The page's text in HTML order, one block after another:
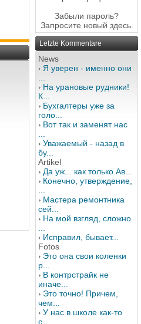
Забыли пароль?
Запросите новый здесь.
Letzte Kommentare
News
Я уверен - именно они
На урановые рудники!
К...
Бухгалтеры уже за
голо...
Вот так и заменят нас
Уважаемый - назад в
бу...
Artikel
Да уж... как только Ав...
Конечно, утверждение,
Мастера ремонтника
сей...
На мой взгляд, сложно
Исправил, бывает...
Fotos
Это она свои коленки
р...
В контрстрайк не
иначе...
Это точно! Причем,
чем...
У нас в школе как-то
с...